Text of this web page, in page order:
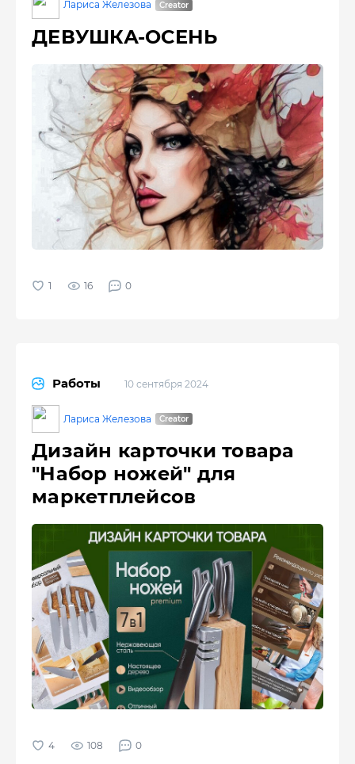
Лариса Железова
ДЕВУШКА-ОСЕНЬ
16 0
Работы 10 сентября 2024
Лариса Железова
Дизайн карточки товара
"Набор ножей" для
маркетплейсов
108 0